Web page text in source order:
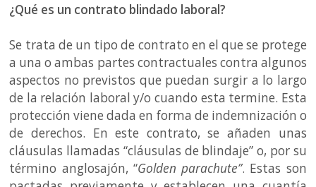
¿Qué es un contrato blindado laboral?
Se trata de un tipo de contrato en el que se protege
a una o ambas partes contractuales contra algunos
aspectos no previstos que puedan surgir a lo largo
de la relación laboral y/o cuando esta termine. Esta
protección viene dada en forma de indemnización o
de derechos. En este contrato, se añaden unas
cláusulas llamadas “cláusulas de blindaje” o, por su
término anglosajón, “Golden parachute”. Estas son